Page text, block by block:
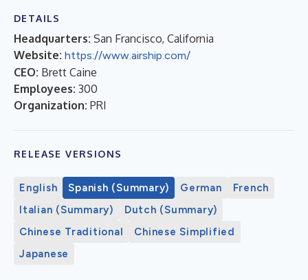
DETAILS
Headquarters: San Francisco, California
Website: https://www.airship.com/
CEO: Brett Caine
Employees: 300
Organization: PRI
RELEASE VERSIONS
English Spanish (Summary) German
French
Italian (Summary)
Dutch (Summary)
Chinese Traditional
Chinese Simplified
Japanese